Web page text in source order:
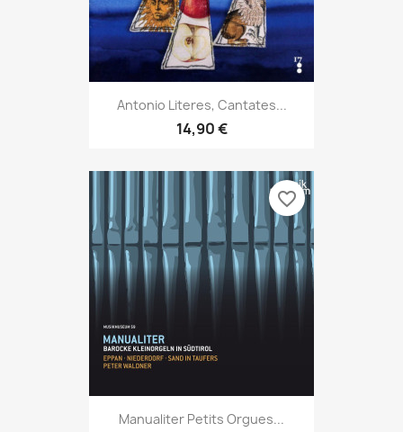
Antonio Literes, Cantates...
14,90 €
Manualiter Petits Orgues...
favorite_border